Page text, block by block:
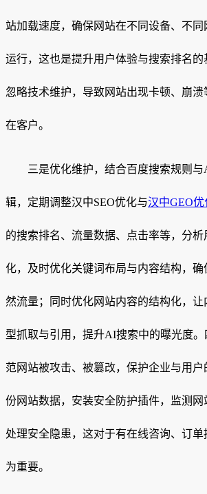
站加载速度，确保网站在不同设备、不
运行，这也是提升用户体验与搜索排名
忽略技术维护，导致网站出现卡顿、崩
在客户。
三是优化维护，结合百度搜索规则与
辑，定期调整汉中SEO优化与汉中GEO优
的搜索排名、流量数据、点击率等，分
化，及时优化关键词布局与内容结构，确
然流量；同时优化网站内容的结构化，
型抓取与引用，提升AI搜索中的曝光度
范网站被攻击、被篡改，保护企业与用
份网站数据，安装安全防护插件，监测
处理安全隐患，这对于有在线咨询、订
为重要。